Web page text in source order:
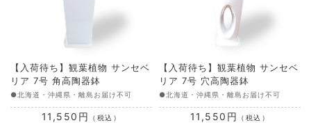
【入荷待ち】観葉植物 サンセベ
リア 7号 角高陶器鉢
●北海道・沖縄県・離島お届け不可
11,550円 （税込）
【入荷待ち】観葉植物 サンセベ
リア 7号 穴高陶器鉢
●北海道・沖縄県・離島お届け不可
11,550円 （税込）